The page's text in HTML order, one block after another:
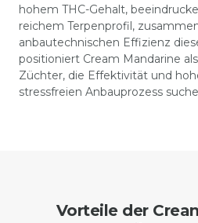
hohem THC-Gehalt,
reichem Terpenprofil,
anbautechnischen Effizienz
positioniert Cream Mandarine
Züchter, die Effektivität und
stressfreien Anbauprozess
Vorteile der